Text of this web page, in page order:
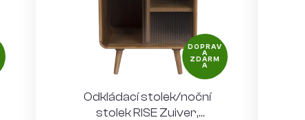
DOPRAV
A
ZDARM
A
Odkládací stolek/noční
stolek RISE Zuiver,